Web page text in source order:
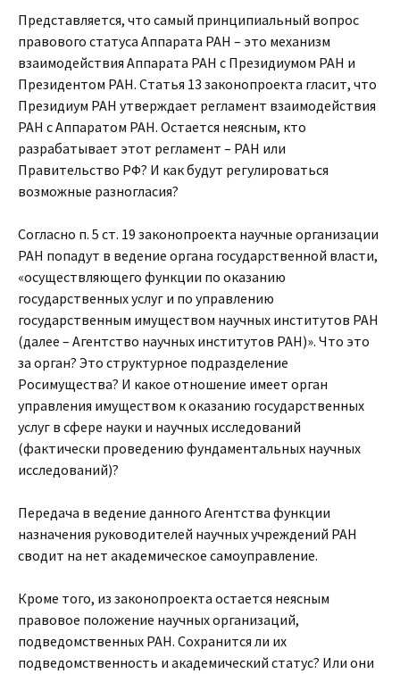
Представляется, что самый принципиальный вопрос
правового статуса Аппарата РАН – это механизм
взаимодействия Аппарата РАН с Президиумом РАН и
Президентом РАН. Статья 13 законопроекта гласит, что
Президиум РАН утверждает регламент взаимодействия
РАН с Аппаратом РАН. Остается неясным, кто
разрабатывает этот регламент – РАН или
Правительство РФ? И как будут регулироваться
возможные разногласия?
Согласно п. 5 ст. 19 законопроекта научные организации
РАН попадут в ведение органа государственной власти,
«осуществляющего функции по оказанию
государственных услуг и по управлению
государственным имуществом научных институтов РАН
(далее – Агентство научных институтов РАН)». Что это
за орган? Это структурное подразделение
Росимущества? И какое отношение имеет орган
управления имуществом к оказанию государственных
услуг в сфере науки и научных исследований
(фактически проведению фундаментальных научных
исследований)?
Передача в ведение данного Агентства функции
назначения руководителей научных учреждений РАН
сводит на нет академическое самоуправление.
Кроме того, из законопроекта остается неясным
правовое положение научных организаций,
подведомственных РАН. Сохранится ли их
подведомственность и академический статус? Или они